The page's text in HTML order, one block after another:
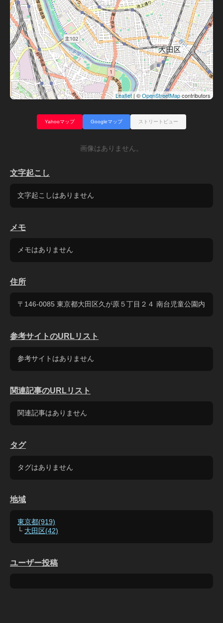
Leaflet| ©OpenStreetMapcontributors
Yahooマップ Googleマップ ストリートビュー
画像はありません。
文字起こし
文字起こしはありません
メモ
メモはありません
住所
〒146-0085 東京都大田区久が原５丁目２４ 南台児童公園内
参考サイトのURLリスト
参考サイトはありません
関連記事のURLリスト
関連記事はありません
タグ
タグはありません
地域
東京都(919)
└ 大田区(42)
ユーザー投稿